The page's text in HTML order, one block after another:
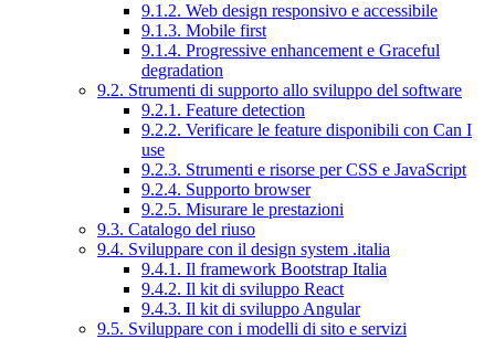
9.1.2. Web design responsivo e accessibile
9.1.3. Mobile first
9.1.4. Progressive enhancement e Graceful
degradation
9.2. Strumenti di supporto allo sviluppo del software
9.2.1. Feature detection
9.2.2. Verificare le feature disponibili con Can I
use
9.2.3. Strumenti e risorse per CSS e JavaScript
9.2.4. Supporto browser
9.2.5. Misurare le prestazioni
9.3. Catalogo del riuso
9.4. Sviluppare con il design system .italia
9.4.1. Il framework Bootstrap Italia
9.4.2. Il kit di sviluppo React
9.4.3. Il kit di sviluppo Angular
9.5. Sviluppare con i modelli di sito e servizi